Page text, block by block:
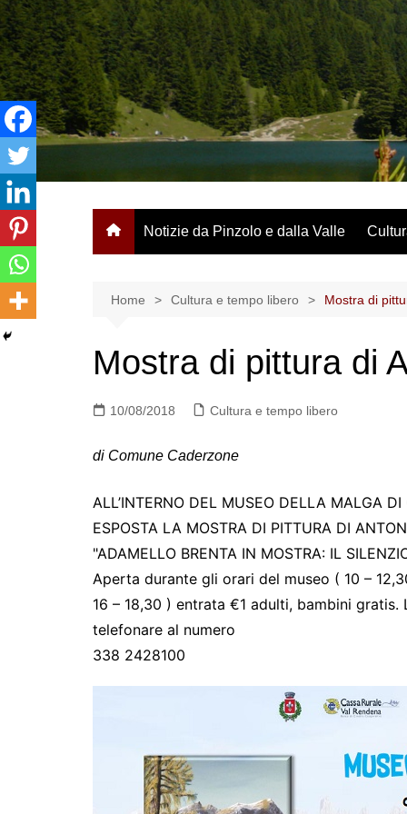
Salta
al
contenuto
Notizie da Pinzolo e dalla Valle
Home Cultura e tempo libero Mostra di
Mostra di pittura di
10/08/2018 Cultura e tempo libero
di Comune Caderzone
ALL’INTERNO DEL MUSEO DELLA MALGA
ESPOSTA LA MOSTRA DI PITTURA DI
"ADAMELLO BRENTA IN MOSTRA: IL
Aperta durante gli orari del museo ( 10 –
16 – 18,30 ) entrata €1 adulti, bambini
telefonare al numero
338 2428100